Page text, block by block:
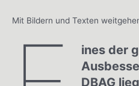
Mit Bildern und Texten
ines der
DBAG